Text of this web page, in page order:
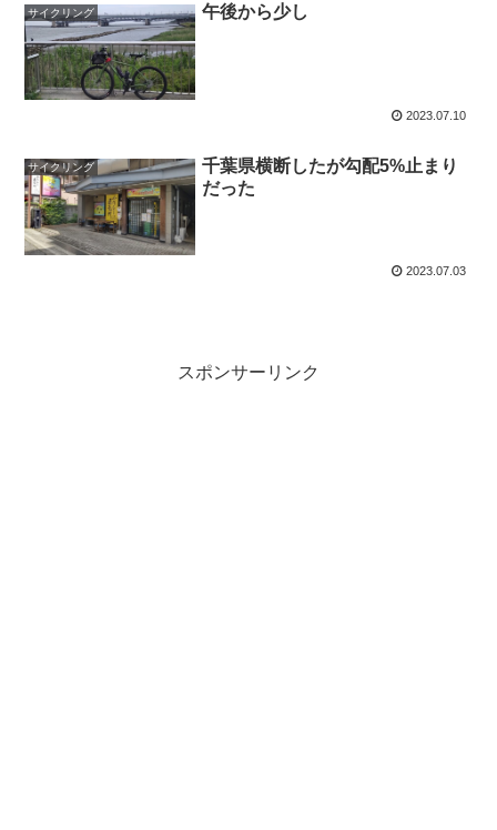
サイクリング 午後から少し
2023.07.10
サイクリング
千葉県横断したが勾配5%止まり
だった
2023.07.03
スポンサーリンク